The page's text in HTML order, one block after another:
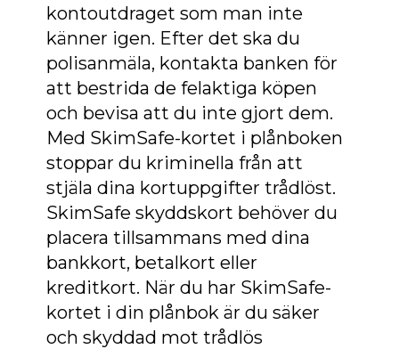
kontoutdraget som man inte
känner igen. Efter det ska du
polisanmäla, kontakta banken för
att bestrida de felaktiga köpen
och bevisa att du inte gjort dem.
Med SkimSafe-kortet i plånboken
stoppar du kriminella från att
stjäla dina kortuppgifter trådlöst.
SkimSafe skyddskort behöver du
placera tillsammans med dina
bankkort, betalkort eller
kreditkort. När du har SkimSafe-
kortet i din plånbok är du säker
och skyddad mot trådlös